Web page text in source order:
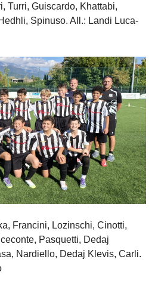
Turri, Guiscardo, Khattabi,
Spinuso. All.: Landi Luca-
Francini, Lozinschi, Cinotti,
Pasquetti, Dedaj
Nardiello, Dedaj Klevis, Carli.